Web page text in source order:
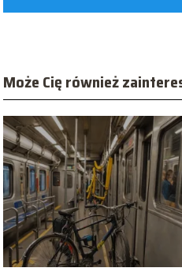
Może Cię również